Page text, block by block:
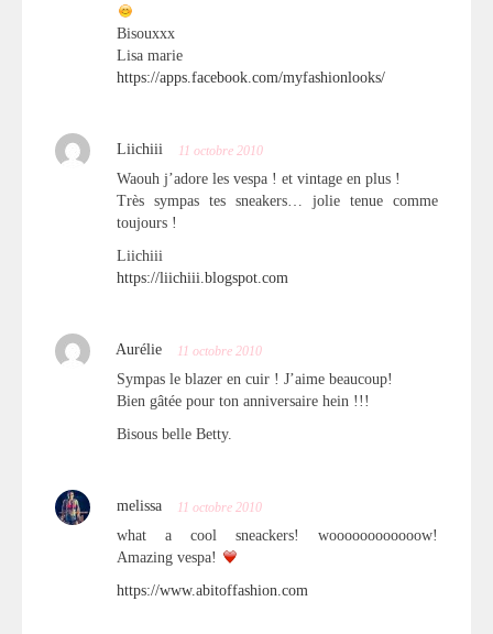
Bisouxxx
Lisa marie
https://apps.facebook.com/myfashionlooks/
Liichiii 11 octobre 2010
Waouh j’adore les vespa ! et vintage en plus !
Très sympas tes sneakers… jolie tenue comme
toujours !
Liichiii
https://liichiii.blogspot.com
Aurélie 11 octobre 2010
Sympas le blazer en cuir ! J’aime beaucoup!
Bien gâtée pour ton anniversaire hein !!!
Bisous belle Betty.
melissa 11 octobre 2010
what a cool sneackers! woooooooooooow!
Amazing vespa!
https://www.abitoffashion.com